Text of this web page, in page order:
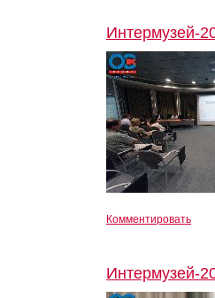
Интермузей-
Комментировать
Интермузей-